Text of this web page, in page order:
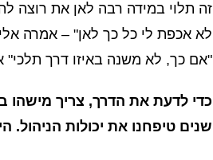
זה תלוי במידה רבה לאן את רוצה
לא אכפת לי כל כך לאן" – אמרה
"אם כך, לא משנה באיזו דרך תלכי"
כדי לדעת את הדרך, צריך מישהו
שנים טיפחנו את יכולות הניהול.